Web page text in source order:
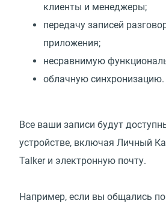
клиенты и менеджеры;
передачу записей
приложения;
несравнимую
облачную синхронизацию.
Все ваши записи будут
устройстве, включая Личный
Talker и электронную почту.
Например, если вы общались